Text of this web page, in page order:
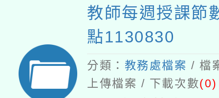
教師每週授課節
點1130830
分類： 教務處檔案 / 檔
上傳檔案 / 下載次數(0)